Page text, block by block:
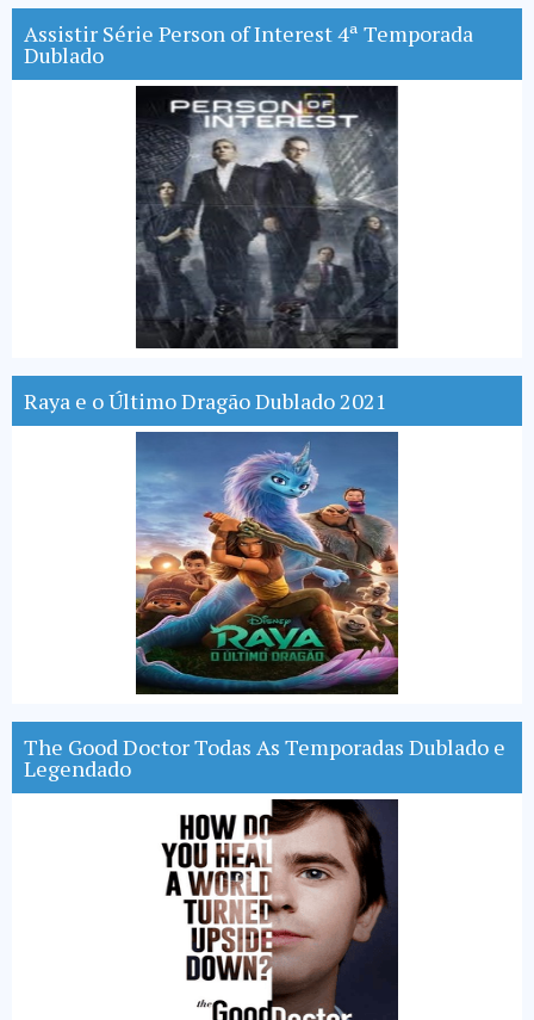
Assistir Série Person of Interest 4ª Temporada
Dublado
Raya e o Último Dragão Dublado 2021
The Good Doctor Todas As Temporadas Dublado e
Legendado